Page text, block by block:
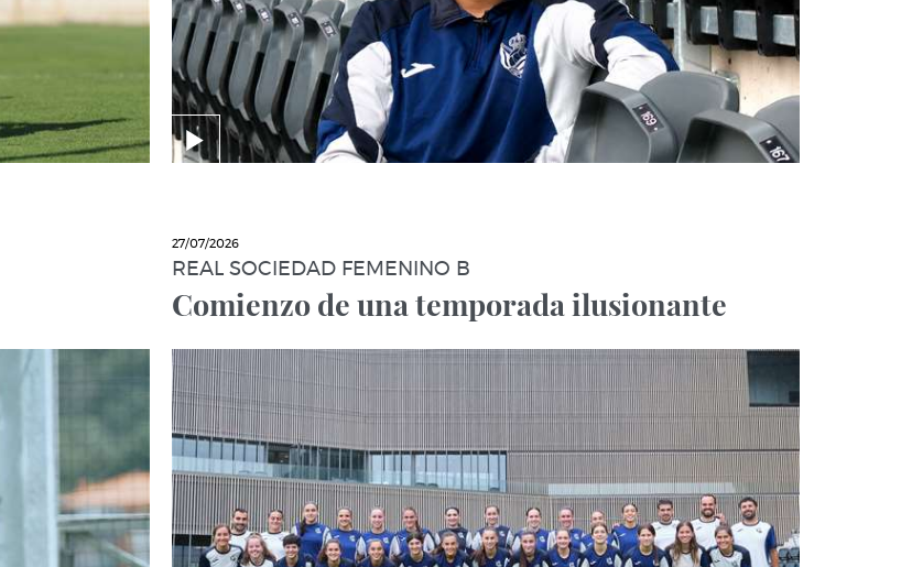
27/07/2026
REAL SOCIEDAD FEMENINO B
Comienzo de una temporada ilusionante